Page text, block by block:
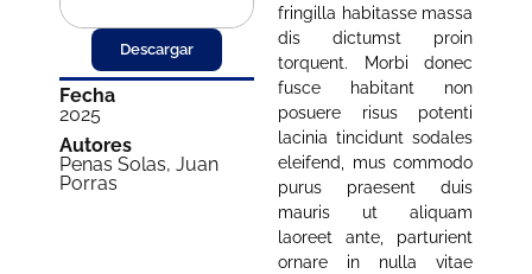
Descargar
Fecha
2025
Autores
Penas Solas, Juan
Porras
fringilla habitasse massa
dis dictumst proin
torquent. Morbi donec
fusce habitant non
posuere risus potenti
lacinia tincidunt sodales
eleifend, mus commodo
purus praesent duis
mauris ut aliquam
laoreet ante, parturient
ornare in nulla vitae